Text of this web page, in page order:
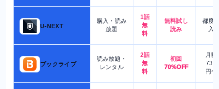
U-NEXT
購入・読み
放題
1話
無
料
無料試し
読み
都度
入
ブックライブ
読み放題・
レンタル
2話
無
料
初回
70%OFF
月額
730
円〜